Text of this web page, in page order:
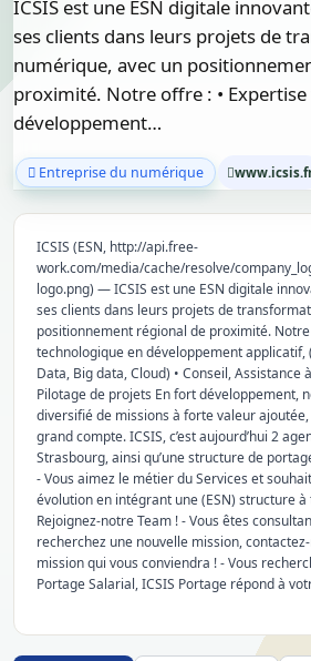
ICSIS est une ESN digitale
ses clients dans leurs projets de
numérique, avec un
proximité. Notre offre : •
développement…
Entreprise du numérique
ICSIS (ESN, http://api.free-
work.com/media/cache/resolve/
logo.png) — ICSIS est une ESN digitale
ses clients dans leurs projets de
positionnement régional de proximité.
technologique en développement applicatif,
Data, Big data, Cloud) • Conseil, Assistance
Pilotage de projets En fort développement,
diversifié de missions à forte valeur
grand compte. ICSIS, c’est aujourd’hui 2
Strasbourg, ainsi qu’une structure de
- Vous aimez le métier du Services et
évolution en intégrant une (ESN) structure
Rejoignez-notre Team ! - Vous êtes
recherchez une nouvelle mission,
mission qui vous conviendra ! - Vous
Portage Salarial, ICSIS Portage répond à